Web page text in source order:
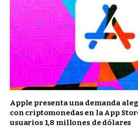
Apple presenta una demanda
con criptomonedas en la App
usuarios 1,8 millones de dólares